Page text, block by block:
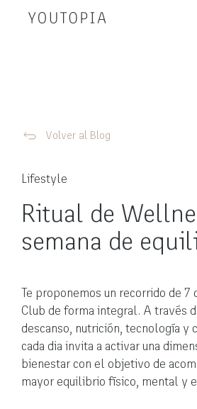
Volver al Blog
Lifestyle
Ritual de
semana de
Te proponemos un recorrido de
Club de forma integral. A través
descanso, nutrición, tecnología y
cada dia invita a activar una
bienestar con el objetivo de
mayor equilibrio físico, mental y